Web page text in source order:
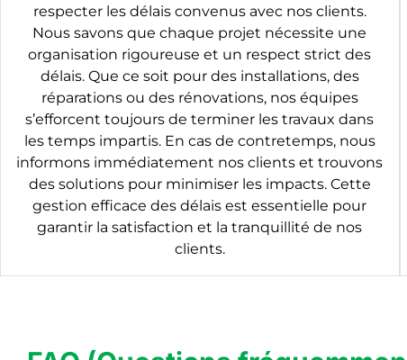
respecter les délais convenus avec nos clients.
Nous savons que chaque projet nécessite une
organisation rigoureuse et un respect strict des
délais. Que ce soit pour des installations, des
réparations ou des rénovations, nos équipes
s’efforcent toujours de terminer les travaux dans
les temps impartis. En cas de contretemps, nous
informons immédiatement nos clients et trouvons
des solutions pour minimiser les impacts. Cette
gestion efficace des délais est essentielle pour
garantir la satisfaction et la tranquillité de nos
clients.